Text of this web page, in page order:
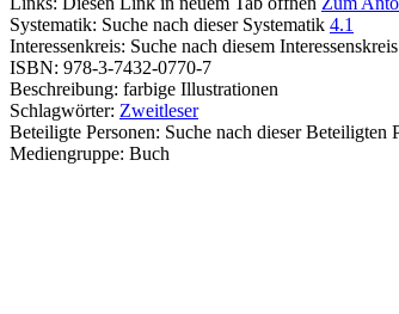
Systematik: Suche nach dieser Systematik 4.1
Interessenkreis: Suche nach diesem Interessenskreis
ISBN: 978-3-7432-0770-7
Beschreibung: farbige Illustrationen
Schlagwörter: Zweitleser
Beteiligte Personen: Suche nach dieser Beteiligten
Mediengruppe: Buch